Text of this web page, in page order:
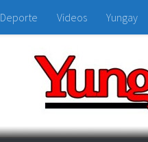
Deporte Videos Yungay